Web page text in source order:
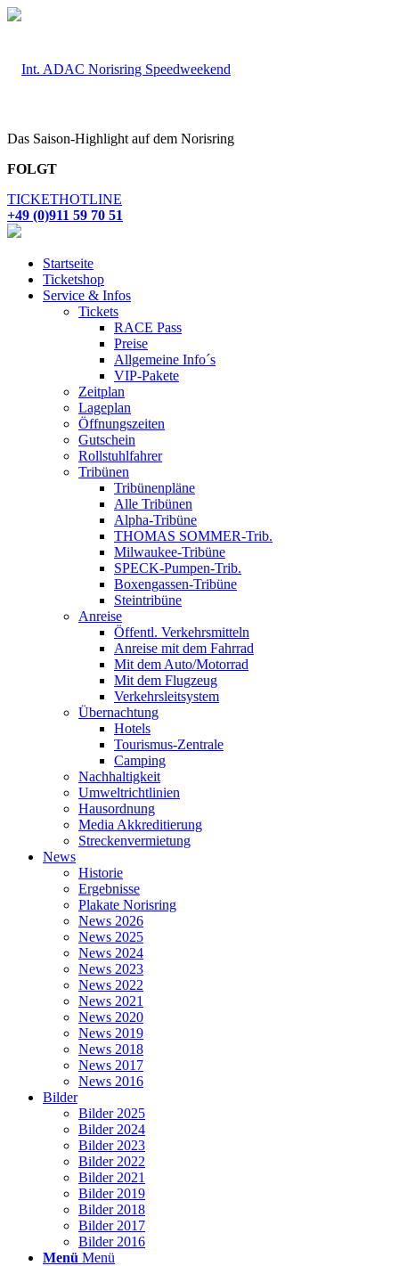
Das Saison-Highlight auf dem Norisring
FOLGT
TICKETHOTLINE
+49 (0)911 59 70 51
Startseite
Ticketshop
Service & Infos
Tickets
RACE Pass
Preise
Allgemeine Info´s
VIP-Pakete
Zeitplan
Lageplan
Öffnungszeiten
Gutschein
Rollstuhlfahrer
Tribünen
Tribünenpläne
Alle Tribünen
Alpha-Tribüne
THOMAS SOMMER-Trib.
Milwaukee-Tribüne
SPECK-Pumpen-Trib.
Boxengassen-Tribüne
Steintribüne
Anreise
Öffentl. Verkehrsmitteln
Anreise mit dem Fahrrad
Mit dem Auto/Motorrad
Mit dem Flugzeug
Verkehrsleitsystem
Übernachtung
Hotels
Tourismus-Zentrale
Camping
Nachhaltigkeit
Umweltrichtlinien
Hausordnung
Media Akkreditierung
Streckenvermietung
News
Historie
Ergebnisse
Plakate Norisring
News 2026
News 2025
News 2024
News 2023
News 2022
News 2021
News 2020
News 2019
News 2018
News 2017
News 2016
Bilder
Bilder 2025
Bilder 2024
Bilder 2023
Bilder 2022
Bilder 2021
Bilder 2019
Bilder 2018
Bilder 2017
Bilder 2016
Menü Menü